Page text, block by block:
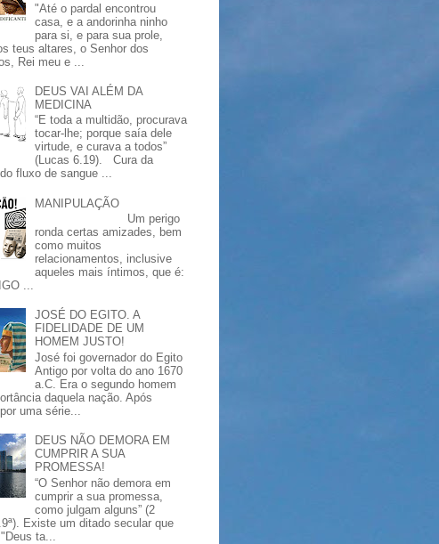
"Até o pardal encontrou
casa, e a andorinha ninho
para si, e para sua prole,
teus altares, o Senhor dos
Rei meu e ...
DEUS VAI ALÉM DA
MEDICINA
“E toda a multidão, procurava
tocar-lhe; porque saía dele
virtude, e curava a todos”
(Lucas 6.19). Cura da
fluxo de sangue ...
MANIPULAÇÃO
Um perigo
ronda certas amizades, bem
como muitos
relacionamentos, inclusive
aqueles mais íntimos, que é:
...
JOSÉ DO EGITO. A
FIDELIDADE DE UM
HOMEM JUSTO!
José foi governador do Egito
Antigo por volta do ano 1670
a.C. Era o segundo homem
daquela nação. Após
uma série...
DEUS NÃO DEMORA EM
CUMPRIR A SUA
PROMESSA!
“O Senhor não demora em
cumprir a sua promessa,
como julgam alguns” (2
Existe um ditado secular que
ta...